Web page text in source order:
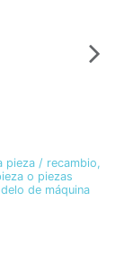
pieza / recambio,
o piezas
de máquina